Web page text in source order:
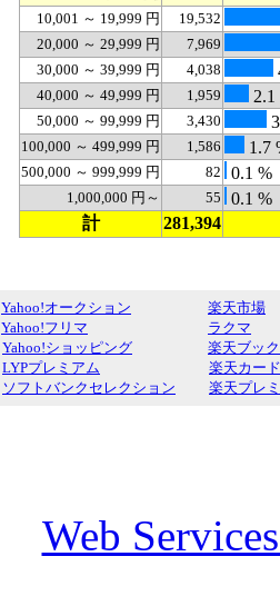
10,001 ～ 19,999 円
19,532
20,000 ～ 29,999 円
7,969
30,000 ～ 39,999 円
4,038
40,000 ～ 49,999 円 1,959 2.1
50,000 ～ 99,999 円 3,430
100,000 ～ 499,999 円 1,586 1.7
500,000 ～ 999,999 円 82 0.1 %
1,000,000 円～ 55
0.1 %
計
281,394
Yahoo!オークション
Yahoo!フリマ
Yahoo!ショッピング
LYPプレミアム
ソフトバンクセレクション
楽天市場
ラクマ
楽天ブッ
楽天カード
楽天プレ
Web